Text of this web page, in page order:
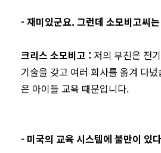
-재미있군요. 그런데 소모비고씨
크리스 소모비고 : 저의 부친은 전
기술을 갖고 여러 회사를 옮겨 다
은 아이들 교육 때문입니다.
- 미국의 교육 시스템에 불만이 있